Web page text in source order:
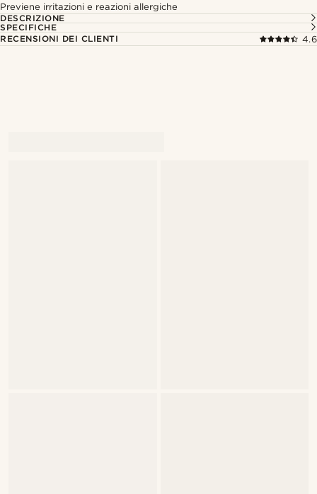
Previene irritazioni e reazioni allergiche
DESCRIZIONE
SPECIFICHE
RECENSIONI DEI CLIENTI
4.6